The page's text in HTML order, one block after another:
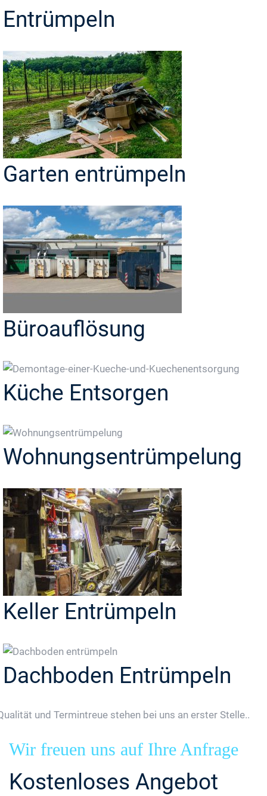
Entrümpeln
Garten entrümpeln
Büroauflösung
Küche Entsorgen
Wohnungsentrümpelung
Keller Entrümpeln
Dachboden Entrümpeln
und Termintreue stehen bei uns an erster Stelle..
Wir freuen uns auf Ihre Anfrage
Kostenloses Angebot